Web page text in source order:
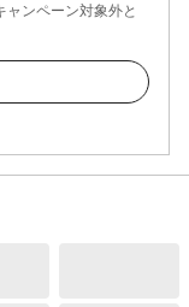
ンペーン対象外と